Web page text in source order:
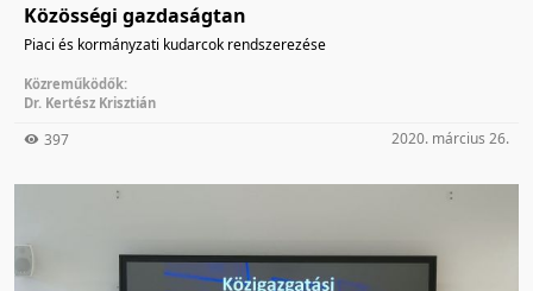
Közösségi gazdaságtan
Piaci és kormányzati kudarcok rendszerezése
Közreműködők:
Dr. Kertész Krisztián
397 2020. március 26.